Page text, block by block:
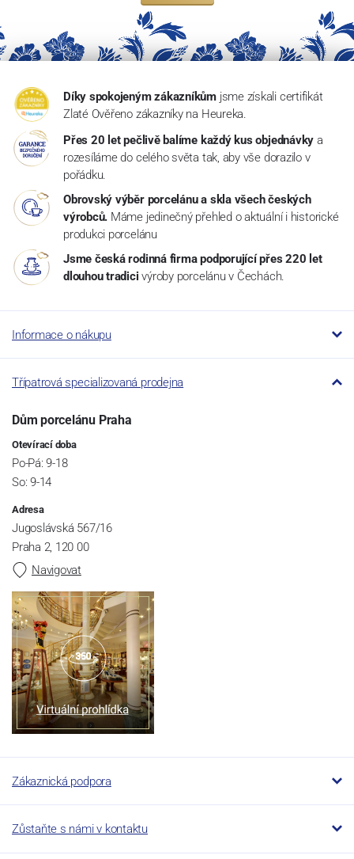
Díky spokojeným zákazníkům jsme získali certifikát
Zlaté Ověřeno zákazníky na Heureka.
Přes 20 let pečlivě balíme každý kus objednávky a
rozesíláme do celého světa tak, aby vše dorazilo v
pořádku.
Obrovský výběr porcelánu a skla všech českých
výrobců. Máme jedinečný přehled o aktuální i historické
produkci porcelánu
Jsme česká rodinná firma podporující přes 220 let
dlouhou tradici výroby porcelánu v Čechách.
Informace o nákupu
Třípatrová specializovaná prodejna
Dům porcelánu Praha
Otevírací doba
Po-Pá: 9-18
So: 9-14
Adresa
Jugoslávská 567/16
Praha 2, 120 00
Navigovat
Zákaznická podpora
Zůstaňte s námi v kontaktu